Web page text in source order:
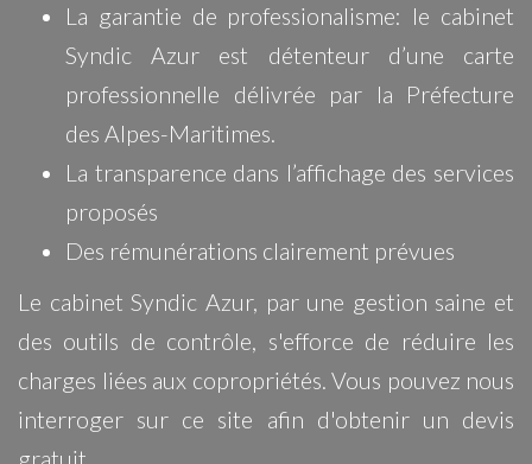
La garantie de professionalisme: le cabinet
Syndic Azur est détenteur d’une carte
professionnelle délivrée par la Préfecture
des Alpes-Maritimes.
La transparence dans l’affichage des services
proposés
Des rémunérations clairement prévues
Le cabinet Syndic Azur, par une gestion saine et
des outils de contrôle, s'efforce de réduire les
charges liées aux copropriétés. Vous pouvez nous
interroger sur ce site afin d'obtenir un devis
gratuit.